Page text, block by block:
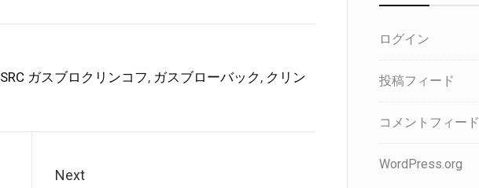
SRC ガスブロクリンコフ, ガスブローバック , クリン
Next
ログイン
投稿フィード
コメントフィード
WordPress.org